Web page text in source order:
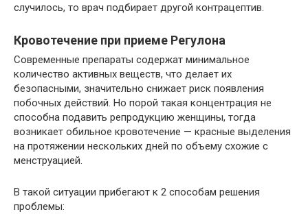
случилось, то врач подбирает другой контрацептив.
Кровотечение при приеме Регулона
Современные препараты содержат минимальное
количество активных веществ, что делает их
безопасными, значительно снижает риск появления
побочных действий. Но порой такая концентрация не
способна подавить репродукцию женщины, тогда
возникает обильное кровотечение — красные выделения
на протяжении нескольких дней по объему схожие с
менструацией.
В такой ситуации прибегают к 2 способам решения
проблемы: